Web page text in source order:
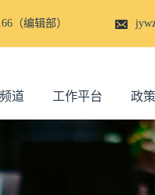
（编辑部）
道 工作平台 政